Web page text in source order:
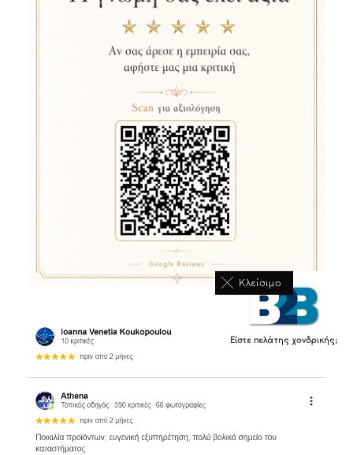
Κλείσιμο
Είστε πελάτης χονδρικής;